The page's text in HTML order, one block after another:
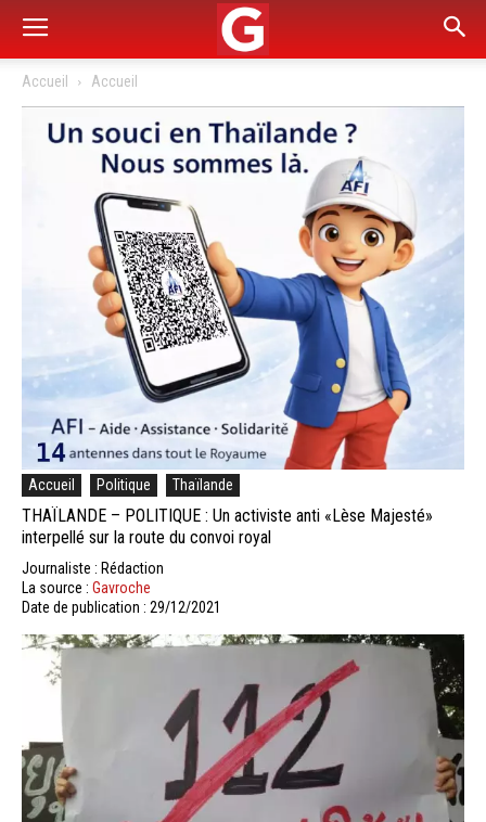
Accueil Accueil
Accueil Politique Thaïlande
THAÏLANDE – POLITIQUE : Un activiste anti «Lèse Majesté»
interpellé sur la route du convoi royal
Journaliste : Rédaction
La source : Gavroche
Date de publication : 29/12/2021